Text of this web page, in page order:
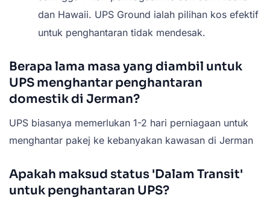
dan Hawaii. UPS Ground ialah pilihan kos efektif
untuk penghantaran tidak mendesak.
Berapa lama masa yang diambil untuk
UPS menghantar penghantaran
domestik di Jerman?
UPS biasanya memerlukan 1-2 hari perniagaan untuk
menghantar pakej ke kebanyakan kawasan di Jerman
Apakah maksud status 'Dalam Transit'
untuk penghantaran UPS?